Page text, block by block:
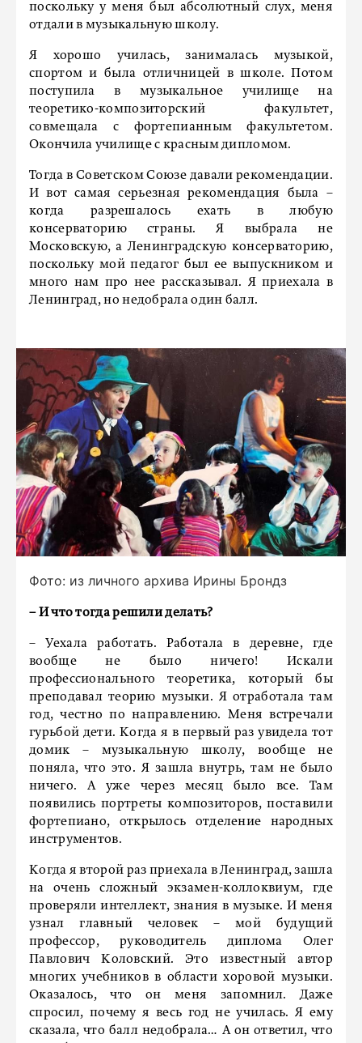
поскольку у меня был абсолютный слух, меня
отдали в музыкальную школу.
Я хорошо училась, занималась музыкой,
спортом и была отличницей в школе. Потом
поступила в музыкальное училище на
теоретико-композиторский факультет,
совмещала с фортепианным факультетом.
Окончила училище с красным дипломом.
Тогда в Советском Союзе давали рекомендации.
И вот самая серьезная рекомендация была –
когда разрешалось ехать в любую
консерваторию страны. Я выбрала не
Московскую, а Ленинградскую консерваторию,
поскольку мой педагог был ее выпускником и
много нам про нее рассказывал. Я приехала в
Ленинград, но недобрала один балл.
Фото: из личного архива Ирины Брондз
– И что тогда решили делать?
– Уехала работать. Работала в деревне, где
вообще не было ничего! Искали
профессионального теоретика, который бы
преподавал теорию музыки. Я отработала там
год, честно по направлению. Меня встречали
гурьбой дети. Когда я в первый раз увидела тот
домик – музыкальную школу, вообще не
поняла, что это. Я зашла внутрь, там не было
ничего. А уже через месяц было все. Там
появились портреты композиторов, поставили
фортепиано, открылось отделение народных
инструментов.
Когда я второй раз приехала в Ленинград, зашла
на очень сложный экзамен-коллоквиум, где
проверяли интеллект, знания в музыке. И меня
узнал главный человек – мой будущий
профессор, руководитель диплома Олег
Павлович Коловский. Это известный автор
многих учебников в области хоровой музыки.
Оказалось, что он меня запомнил. Даже
спросил, почему я весь год не училась. Я ему
сказала, что балл недобрала… А он ответил, что